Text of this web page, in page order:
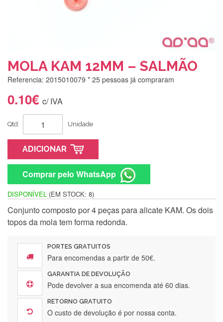
MOLA KAM 12MM – SALMÃO
Referencia: 2015010079 * 25 pessoas já compraram
0.10€ c/ IVA
Qtd: Unidade
ADICIONAR
Comprar pelo WhatsApp
DISPONÍVEL (EM STOCK: 8)
Conjunto composto por 4 peças para alicate KAM. Os dois
topos da mola tem forma redonda.
PORTES GRATUITOS
Para encomendas a partir de 50€.
GARANTIA DE DEVOLUÇÃO
Pode devolver a sua encomenda até 60 dias.
RETORNO GRATUITO
O custo de devolução é por nossa conta.
Silvia Lopes
encomendar.
Silvia André
Gostei ,Serviço bastante rápido. recomendo